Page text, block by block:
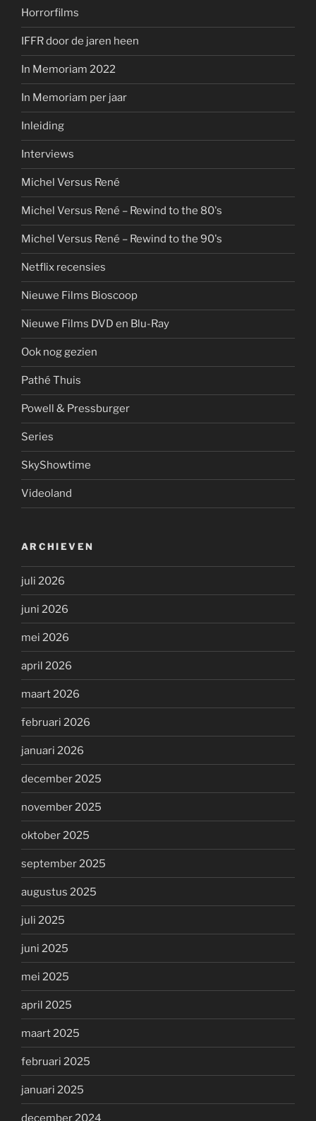
Horrorfilms
IFFR door de jaren heen
In Memoriam 2022
In Memoriam per jaar
Inleiding
Interviews
Michel Versus René
Michel Versus René – Rewind to the 80's
Michel Versus René – Rewind to the 90's
Netflix recensies
Nieuwe Films Bioscoop
Nieuwe Films DVD en Blu-Ray
Ook nog gezien
Pathé Thuis
Powell & Pressburger
Series
SkyShowtime
Videoland
ARCHIEVEN
juli 2026
juni 2026
mei 2026
april 2026
maart 2026
februari 2026
januari 2026
december 2025
november 2025
oktober 2025
september 2025
augustus 2025
juli 2025
juni 2025
mei 2025
april 2025
maart 2025
februari 2025
januari 2025
december 2024